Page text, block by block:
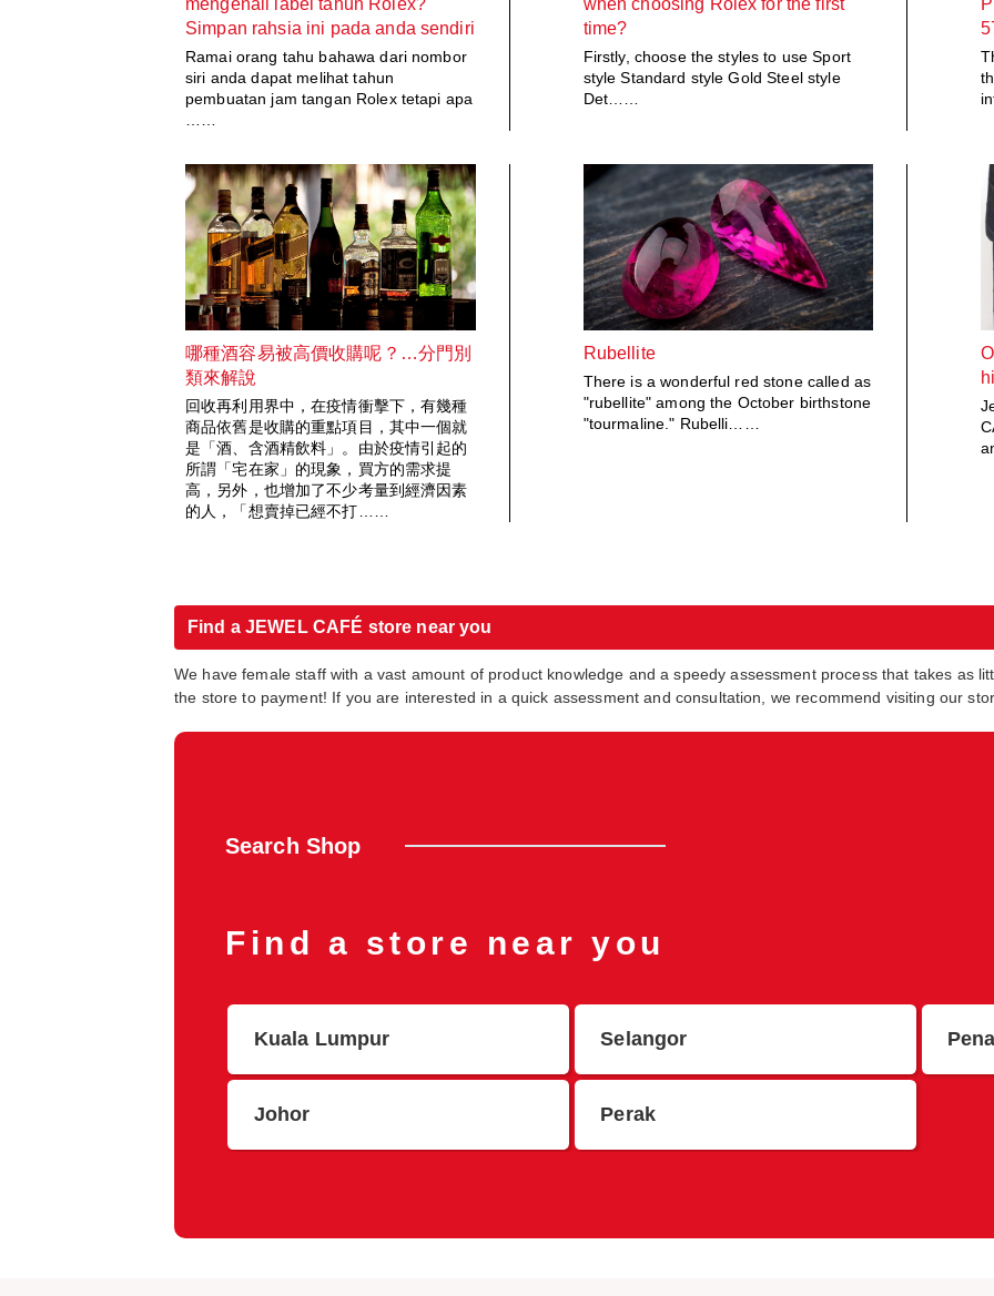
mengenali label tahun Rolex?
Simpan rahsia ini pada anda sendiri
Ramai orang tahu bahawa dari nombor
siri anda dapat melihat tahun
pembuatan jam tangan Rolex tetapi apa
……
when choosing Rolex for the first
time?
Firstly, choose the styles to use Sport
style Standard style Gold Steel style
Det……
哪種酒容易被高價收購呢？…分門別
類來解說
回收再利用界中，在疫情衝擊下，有幾種
商品依舊是收購的重點項目，其中一個就
是「酒、含酒精飲料」。由於疫情引起的
所謂「宅在家」的現象，買方的需求提
高，另外，也增加了不少考量到經濟因素
的人，「想賣掉已經不打……
Rubellite
There is a wonderful red stone called as
"rubellite" among the October birthstone
"tourmaline." Rubelli……
Find a JEWEL CAFÉ store near you
We have female staff with a vast amount of product knowledge and a speedy assessment process that takes as
the store to payment! If you are interested in a quick assessment and consultation, we recommend visiting our
Search Shop
Find a store near you
Kuala Lumpur Selangor
Johor Perak